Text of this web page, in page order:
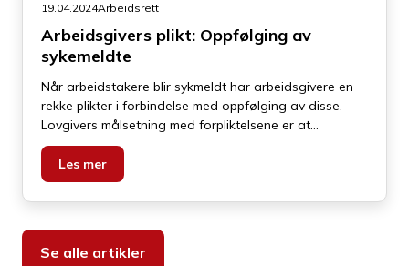
19.04.2024Arbeidsrett
Arbeidsgivers plikt: Oppfølging av
sykemeldte
Når arbeidstakere blir sykmeldt har arbeidsgivere en
rekke plikter i forbindelse med oppfølging av disse.
Lovgivers målsetning med forpliktelsene er at
arbeidsgiver skal legge til rette for at arbeidstakeren
kan returnerer til jobb så raskt som mulig.
Les mer
Se alle artikler